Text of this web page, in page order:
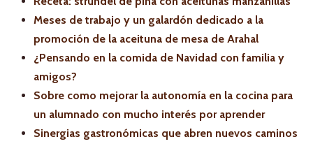
Meses de trabajo y un galardón dedicado a la
promoción de la aceituna de mesa de Arahal
¿Pensando en la comida de Navidad con familia y
amigos?
Sobre como mejorar la autonomía en la cocina para
un alumnado con mucho interés por aprender
Sinergias gastronómicas que abren nuevos caminos